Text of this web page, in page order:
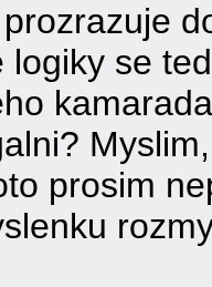
prozrazuje
logiky se
prosim